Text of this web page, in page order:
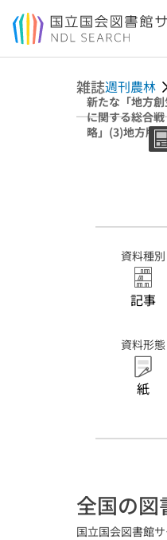
本文へ移動
雑誌週刊農林
新たな「地方創
に関する総合戦
略」(3)地方版総
合戦略の手引き
資料種別
記事
資料形態
紙
全国の図
国立国会図書館